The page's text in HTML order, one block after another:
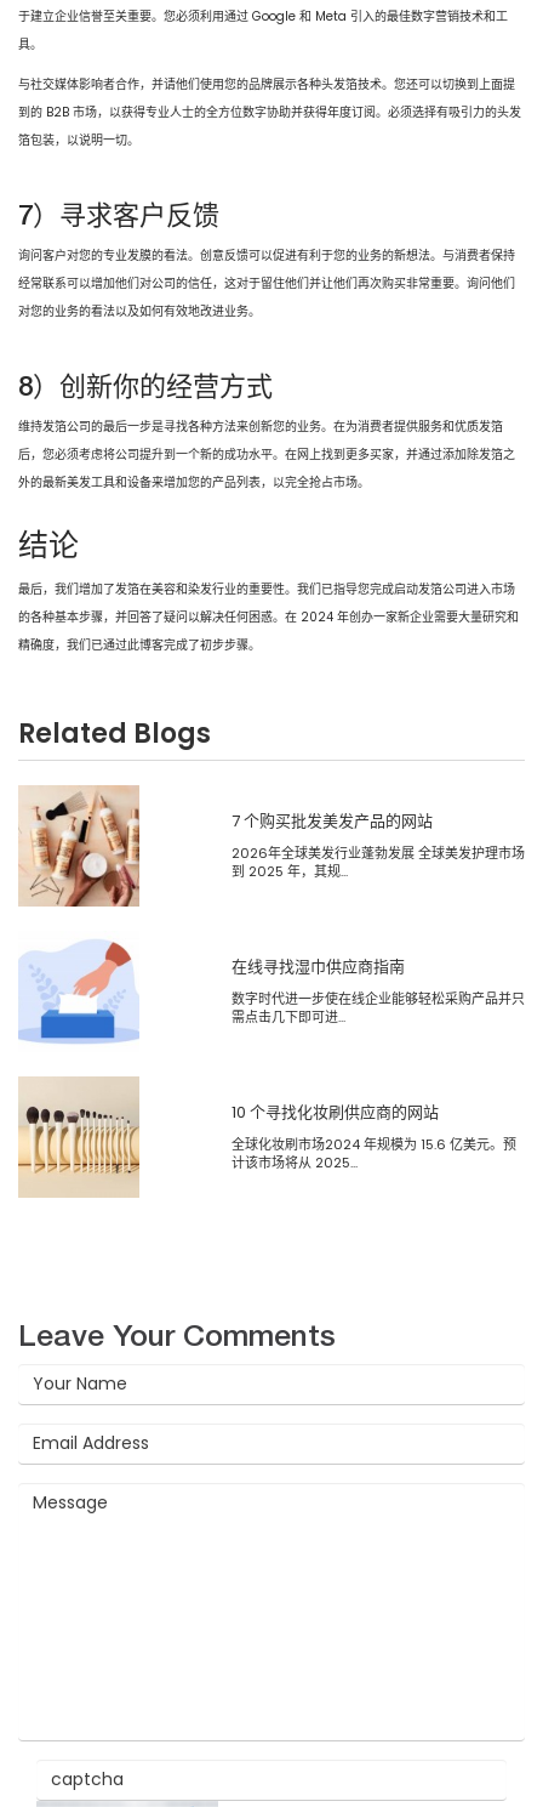
于建立企业信誉至关重要。您必须利用通过 Google 和 Meta 引入的最佳数字营销技术和工
具。
与社交媒体影响者合作，并请他们使用您的品牌展示各种头发箔技术。您还可以切换到上面提
到的 B2B 市场，以获得专业人士的全方位数字协助并获得年度订阅。必须选择有吸引力的头发
箔包装，以说明一切。
7）寻求客户反馈
询问客户对您的专业发膜的看法。创意反馈可以促进有利于您的业务的新想法。与消费者保持
经常联系可以增加他们对公司的信任，这对于留住他们并让他们再次购买非常重要。询问他们
对您的业务的看法以及如何有效地改进业务。
8）创新你的经营方式
维持发箔公司的最后一步是寻找各种方法来创新您的业务。在为消费者提供服务和优质发箔
后，您必须考虑将公司提升到一个新的成功水平。在网上找到更多买家，并通过添加除发箔之
外的最新美发工具和设备来增加您的产品列表，以完全抢占市场。
结论
最后，我们增加了发箔在美容和染发行业的重要性。我们已指导您完成启动发箔公司进入市场
的各种基本步骤，并回答了疑问以解决任何困惑。在 2024 年创办一家新企业需要大量研究和
精确度，我们已通过此博客完成了初步步骤。
Related Blogs
7 个购买批发美发产品的网站
2026年全球美发行业蓬勃发展 全球美发护理市场
到 2025 年，其规...
在线寻找湿巾供应商指南
数字时代进一步使在线企业能够轻松采购产品并只
需点击几下即可进...
10 个寻找化妆刷供应商的网站
全球化妆刷市场2024 年规模为 15.6 亿美元。预
计该市场将从 2025...
Leave Your Comments